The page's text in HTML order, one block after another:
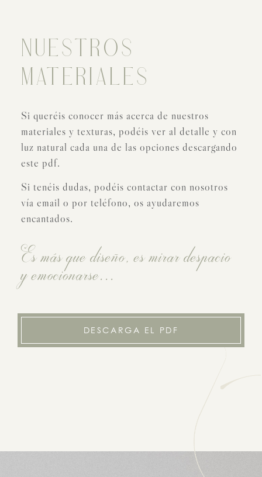
NUESTROS
MATERIALES
Si queréis conocer más acerca de nuestros
materiales y texturas, podéis ver al detalle y con
luz natural cada una de las opciones descargando
este pdf.
Si tenéis dudas, podéis contactar con nosotros
vía email o por teléfono, os ayudaremos
encantados.
Es más que diseño, es mirar despacio
y emocionarse...
DESCARGA EL PDF